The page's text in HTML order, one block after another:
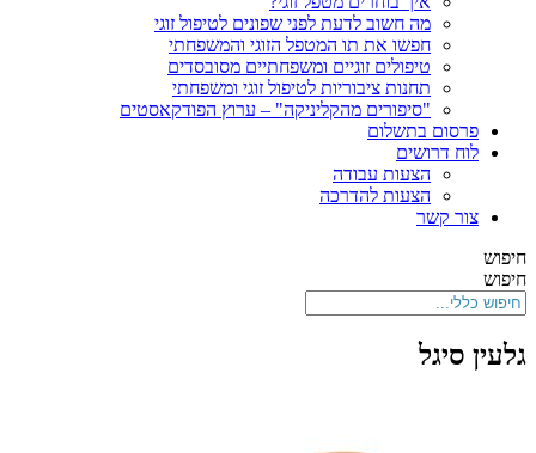
מה חשוב לדעת לפני שפונים לטיפול זוגי
חפשו את תו המטפל הזוגי והמשפחתי
טיפולים זוגיים ומשפחתיים מסובסדים
תחנות ציבוריות לטיפול זוגי ומשפחתי
"סיפורים מהקליניקה" – ערוץ הפודקאסטים
בתשלום
הצעות עבודה
הצעות להדרכה